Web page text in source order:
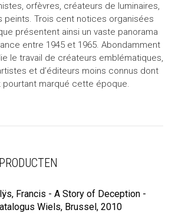
orfèvres, créateurs de luminaires,
peints. Trois cent notices organisées
présentent ainsi un vaste panorama
entre 1945 et 1965. Abondamment
le travail de créateurs emblématiques,
et d’éditeurs moins connus dont
marqué cette époque.
Francis - A Story of Deception -
Wiels, Brussel, 2010